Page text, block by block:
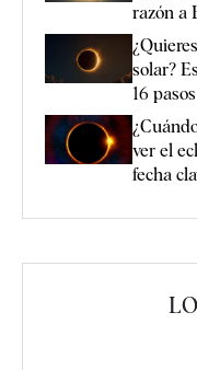
razón a
solar?
16
ver el
fecha